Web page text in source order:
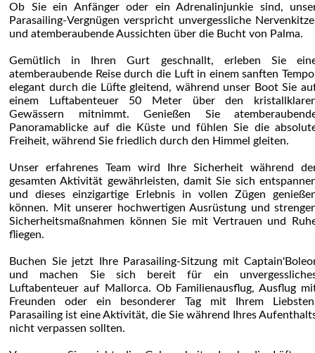
Ob Sie ein Anfänger oder ein Adrenalinjunkie sind,
Parasailing-Vergnügen verspricht unvergessliche
und atemberaubende Aussichten über die Bucht von Palma.
Gemütlich in Ihren Gurt geschnallt, erleben Sie
atemberaubende Reise durch die Luft in einem sanften
elegant durch die Lüfte gleitend, während unser Boot Sie
einem Luftabenteuer 50 Meter über den
Gewässern mitnimmt. Genießen Sie
Panoramablicke auf die Küste und fühlen Sie die
Freiheit, während Sie friedlich durch den Himmel gleiten.
Unser erfahrenes Team wird Ihre Sicherheit während
gesamten Aktivität gewährleisten, damit Sie sich
und dieses einzigartige Erlebnis in vollen Zügen
können. Mit unserer hochwertigen Ausrüstung und
Sicherheitsmaßnahmen können Sie mit Vertrauen und
fliegen.
Buchen Sie jetzt Ihre Parasailing-Sitzung mit
und machen Sie sich bereit für ein
Luftabenteuer auf Mallorca. Ob Familienausflug, Ausflug
Freunden oder ein besonderer Tag mit Ihrem
Parasailing ist eine Aktivität, die Sie während Ihres
nicht verpassen sollten.